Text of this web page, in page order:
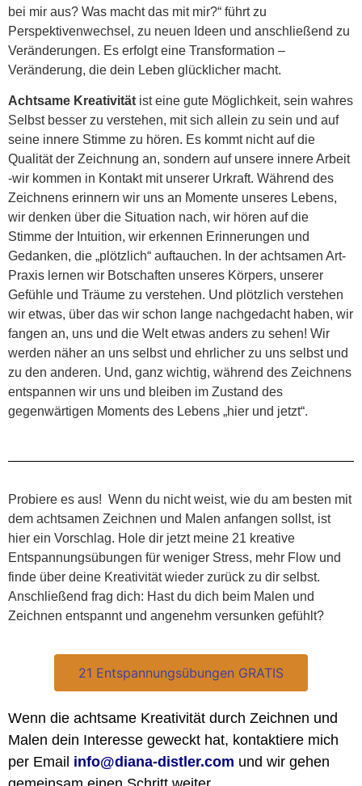
bei mir aus? Was macht das mit mir?“ führt zu
Perspektivenwechsel, zu neuen Ideen und anschließend zu
Veränderungen. Es erfolgt eine Transformation –
Veränderung, die dein Leben glücklicher macht.
Achtsame Kreativität ist eine gute Möglichkeit, sein wahres
Selbst besser zu verstehen, mit sich allein zu sein und auf
seine innere Stimme zu hören. Es kommt nicht auf die
Qualität der Zeichnung an, sondern auf unsere innere Arbeit
-wir kommen in Kontakt mit unserer Urkraft. Während des
Zeichnens erinnern wir uns an Momente unseres Lebens,
wir denken über die Situation nach, wir hören auf die
Stimme der Intuition, wir erkennen Erinnerungen und
Gedanken, die „plötzlich“ auftauchen. In der achtsamen Art-
Praxis lernen wir Botschaften unseres Körpers, unserer
Gefühle und Träume zu verstehen. Und plötzlich verstehen
wir etwas, über das wir schon lange nachgedacht haben, wir
fangen an, uns und die Welt etwas anders zu sehen! Wir
werden näher an uns selbst und ehrlicher zu uns selbst und
zu den anderen. Und, ganz wichtig, während des Zeichnens
entspannen wir uns und bleiben im Zustand des
gegenwärtigen Moments des Lebens „hier und jetzt“.
Probiere es aus! Wenn du nicht weist, wie du am besten mit
dem achtsamen Zeichnen und Malen anfangen sollst, ist
hier ein Vorschlag. Hole dir jetzt meine 21 kreative
Entspannungsübungen für weniger Stress, mehr Flow und
finde über deine Kreativität wieder zurück zu dir selbst.
Anschließend frag dich: Hast du dich beim Malen und
Zeichnen entspannt und angenehm versunken gefühlt?
21 Entspannungsübungen GRATIS
Wenn die achtsame Kreativität durch Zeichnen und
Malen dein Interesse geweckt hat, kontaktiere mich
per Email info@diana-distler.com und wir gehen